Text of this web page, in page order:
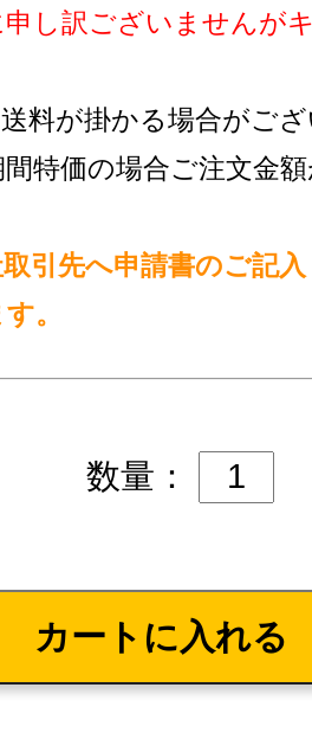
し訳ございませんが
料が掛かる場合がご
特価の場合ご注文金
引先へ申請書のご記
。
数量：